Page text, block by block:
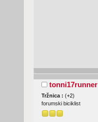
tonni17runner
Tržnica : (+2)
forumski biciklist